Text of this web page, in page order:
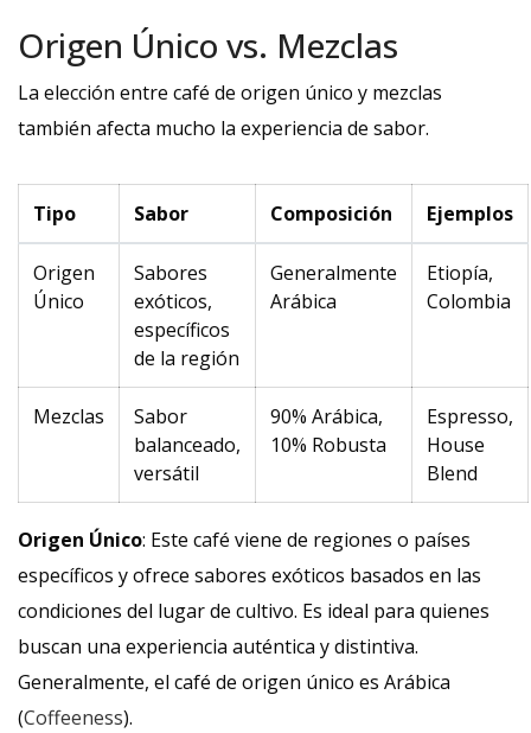
Origen Único vs. Mezclas
La elección entre café de origen único y mezclas
también afecta mucho la experiencia de sabor.
Tipo Sabor Composición Ejemplos
Origen
Único
Sabores
exóticos,
específicos
de la región
Generalmente
Arábica
Etiopía,
Colombia
Mezclas
Sabor
balanceado,
versátil
90% Arábica,
10% Robusta
Espresso,
House
Blend
Origen Único: Este café viene de regiones o países
específicos y ofrece sabores exóticos basados en las
condiciones del lugar de cultivo. Es ideal para quienes
buscan una experiencia auténtica y distintiva.
Generalmente, el café de origen único es Arábica
(Coffeeness).